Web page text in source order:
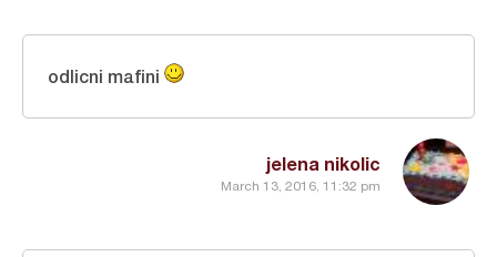
jelena nikolic
March 13, 2016, 11:32 pm
odlicni mafini